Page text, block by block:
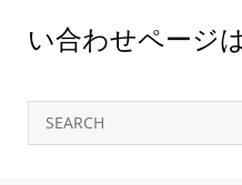
い合わせページ